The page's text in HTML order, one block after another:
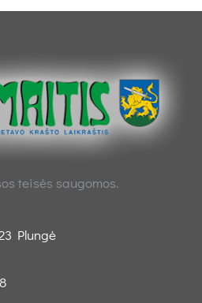
teisės saugomos.
Plungė